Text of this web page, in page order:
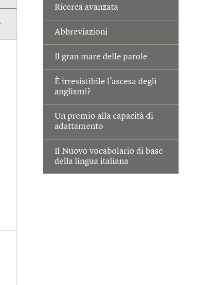
Ricerca avanzata
Abbreviazioni
Il gran mare delle parole
È irresistibile l’ascesa degli
anglismi?
Un premio alla capacità di
adattamento
Il Nuovo vocabolario di base
della lingua italiana